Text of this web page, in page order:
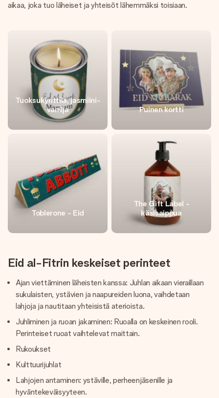
aikaa, joka tuo läheiset ja yhteisöt lähemmäksi toisiaan.
Tuoksukynttilä, jasmiini-
vanilja
Puinen kortti
Toblerone - Eid
The Gift Label -
käsisaippua
Eid al-Fitrin keskeiset perinteet
Ajan viettäminen läheisten kanssa: Juhlan aikaan vieraillaan
sukulaisten, ystävien ja naapureiden luona, vaihdetaan
lahjoja ja nautitaan yhteisistä aterioista.
Juhliminen ja ruoan jakaminen: Ruoalla on keskeinen rooli.
Perinteiset ruoat vaihtelevat maittain.
Rukoukset
Kulttuurijuhlat
Lahjojen antaminen: ystäville, perheenjäsenille ja
hyväntekeväisyyteen.